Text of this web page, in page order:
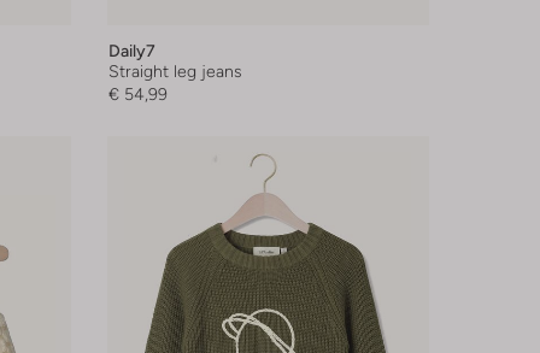
Daily7
Straight leg jeans
€ 54,99